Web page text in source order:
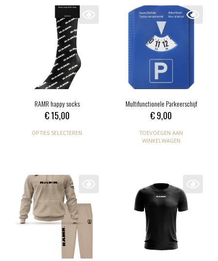
RAMR happy socks
€15,00
OPTIES SELECTEREN
Multifunctionele Parkeerschijf
€9,00
TOEVOEGEN AAN
WINKELWAGEN